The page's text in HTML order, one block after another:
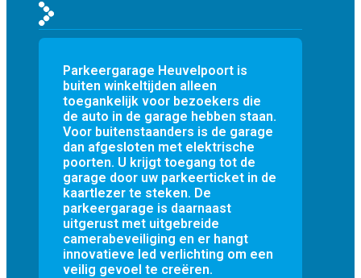
Parkeergarage Heuvelpoort is
buiten winkeltijden alleen
toegankelijk voor bezoekers die
de auto in de garage hebben staan.
Voor buitenstaanders is de garage
dan afgesloten met elektrische
poorten. U krijgt toegang tot de
garage door uw parkeerticket in de
kaartlezer te steken. De
parkeergarage is daarnaast
uitgerust met uitgebreide
camerabeveiliging en er hangt
innovatieve led verlichting om een
veilig gevoel te creëren.